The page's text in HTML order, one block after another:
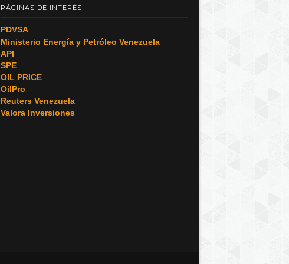
PÁGINAS DE INTERÉS
PDVSA
Ministerio Energía y Petróleo Venezuela
API
SPE
OIL PRICE
OilPro
Reuters Venezuela
Valora Inversiones